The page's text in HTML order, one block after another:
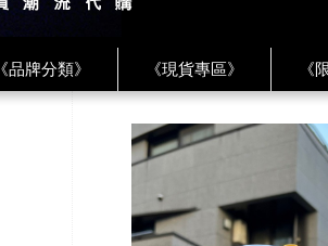
《品牌分類》 《現貨專區》 《
★ LINE 客服 ★ ★ Instagram ★